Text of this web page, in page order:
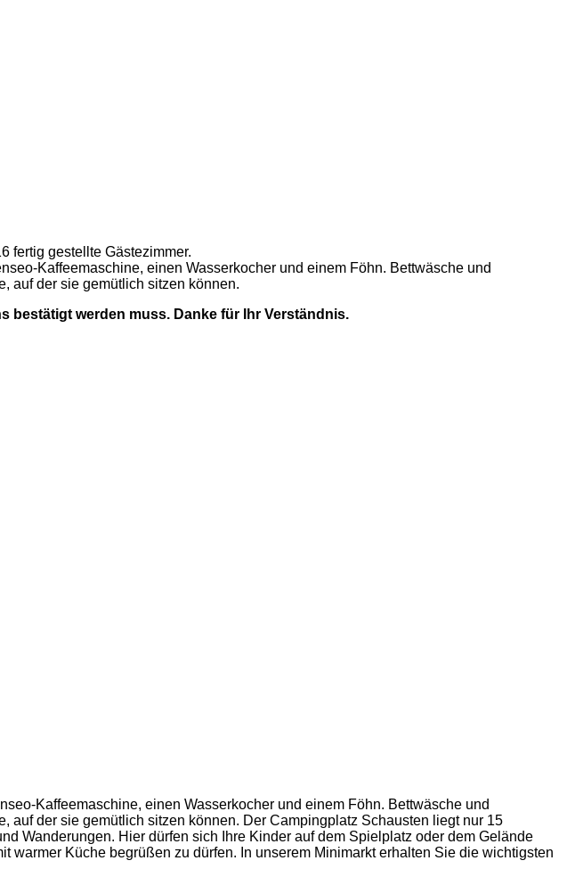
fertig gestellte Gästezimmer.
Kaffeemaschine, einen Wasserkocher und einem Föhn. Bettwäsche und
auf der sie gemütlich sitzen können.
bestätigt werden muss. Danke für Ihr Verständnis.
Kaffeemaschine, einen Wasserkocher und einem Föhn. Bettwäsche und
auf der sie gemütlich sitzen können. Der Campingplatz Schausten liegt nur 15
Wanderungen. Hier dürfen sich Ihre Kinder auf dem Spielplatz oder dem Gelände
Küche begrüßen zu dürfen. In unserem Minimarkt erhalten Sie die wichtigsten